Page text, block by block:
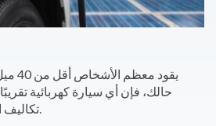
يقود
حالك، فإن أي سيارة كهربائية
تكاليف الوقود وتقلل من انبعاثاتك.